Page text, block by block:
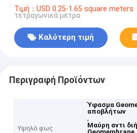
της γραμμής πάχους
Τιμή：USD 0.25-1.65 square meters
τετραγωνικά μέτρα
Καλύτερη τιμή
Περιγραφή Προϊόντων
Υψηλό φως
Ύφασμα
αποβλήτων
,
Μαύρη αντι